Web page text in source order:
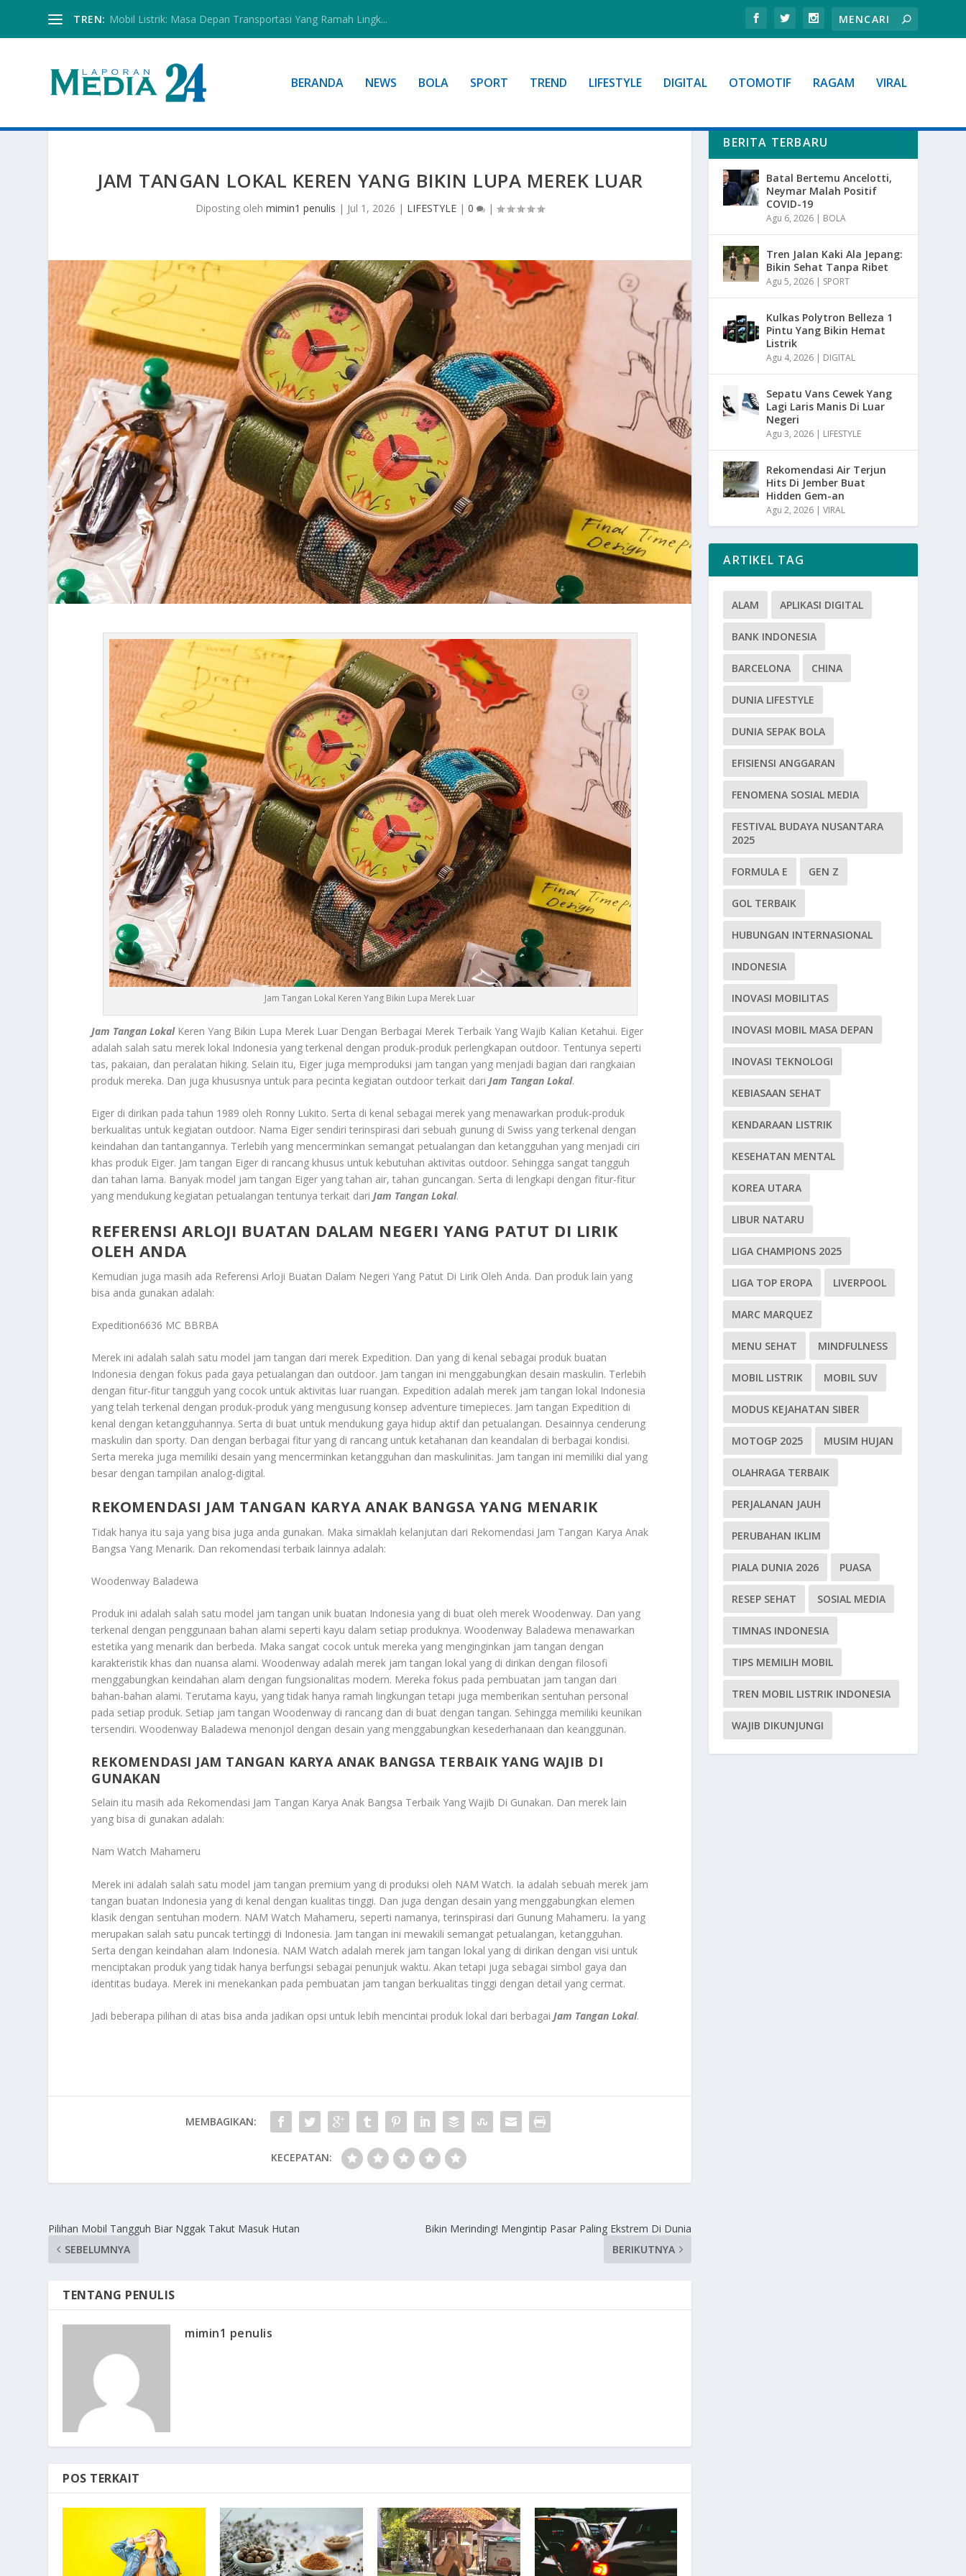
TREN: Mobil Listrik: Masa Depan Transportasi Yang Ramah Lingk...
BERANDA NEWS BOLA SPORT TREND LIFESTYLE DIGITAL OTOMOTIF RAGAM VIRAL
JAM TANGAN LOKAL KEREN YANG BIKIN LUPA MEREK LUAR
Diposting olehmimin1 penulis | Jul 1, 2026 | LIFESTYLE |0 |
Jam Tangan Lokal Keren Yang Bikin Lupa Merek Luar
Jam Tangan LokalKeren Yang Bikin Lupa Merek Luar Dengan Berbagai Merek Terbaik Yang Wajib Kalian Ketahui. Eiger
adalah salah satu merek lokal Indonesia yang terkenal dengan produk-produk perlengkapan outdoor. Tentunya seperti
tas, pakaian, dan peralatan hiking. Selain itu, Eiger juga memproduksi jam tangan yang menjadi bagian dari rangkaian
produk mereka. Dan juga khususnya untuk para pecinta kegiatan outdoor terkait dari Jam Tangan Lokal.
Eiger di dirikan pada tahun 1989 oleh Ronny Lukito. Serta di kenal sebagai merek yang menawarkan produk-produk
berkualitas untuk kegiatan outdoor. Nama Eiger sendiri terinspirasi dari sebuah gunung di Swiss yang terkenal dengan
keindahan dan tantangannya. Terlebih yang mencerminkan semangat petualangan dan ketangguhan yang menjadi ciri
khas produk Eiger. Jam tangan Eiger di rancang khusus untuk kebutuhan aktivitas outdoor. Sehingga sangat tangguh
dan tahan lama. Banyak model jam tangan Eiger yang tahan air, tahan guncangan. Serta di lengkapi dengan fitur-fitur
yang mendukung kegiatan petualangan tentunya terkait dariJam Tangan Lokal.
REFERENSI ARLOJI BUATAN DALAM NEGERI YANG PATUT DI LIRIK
OLEH ANDA
Kemudian juga masih ada Referensi Arloji Buatan Dalam Negeri Yang Patut Di Lirik Oleh Anda. Dan produk lain yang
bisa anda gunakan adalah:
Expedition6636 MC BBRBA
Merek ini adalah salah satu model jam tangan dari merek Expedition. Dan yang di kenal sebagai produk buatan
Indonesia dengan fokus pada gaya petualangan dan outdoor. Jam tangan ini menggabungkan desain maskulin. Terlebih
dengan fitur-fitur tangguh yang cocok untuk aktivitas luar ruangan. Expedition adalah merek jam tangan lokal Indonesia
yang telah terkenal dengan produk-produk yang mengusung konsep adventure timepieces. Jam tangan Expedition di
kenal dengan ketangguhannya. Serta di buat untuk mendukung gaya hidup aktif dan petualangan. Desainnya cenderung
maskulin dan sporty. Dan dengan berbagai fitur yang di rancang untuk ketahanan dan keandalan di berbagai kondisi.
Serta mereka juga memiliki desain yang mencerminkan ketangguhan dan maskulinitas. Jam tangan ini memiliki dial yang
besar dengan tampilan analog-digital.
REKOMENDASI JAM TANGAN KARYA ANAK BANGSA YANG MENARIK
Tidak hanya itu saja yang bisa juga anda gunakan. Maka simaklah kelanjutan dari Rekomendasi Jam Tangan Karya Anak
Bangsa Yang Menarik. Dan rekomendasi terbaik lainnya adalah:
Woodenway Baladewa
Produk ini adalah salah satu model jam tangan unik buatan Indonesia yang di buat oleh merek Woodenway. Dan yang
terkenal dengan penggunaan bahan alami seperti kayu dalam setiap produknya. Woodenway Baladewa menawarkan
estetika yang menarik dan berbeda. Maka sangat cocok untuk mereka yang menginginkan jam tangan dengan
karakteristik khas dan nuansa alami. Woodenway adalah merek jam tangan lokal yang di dirikan dengan filosofi
menggabungkan keindahan alam dengan fungsionalitas modern. Mereka fokus pada pembuatan jam tangan dari
bahan-bahan alami. Terutama kayu, yang tidak hanya ramah lingkungan tetapi juga memberikan sentuhan personal
pada setiap produk. Setiap jam tangan Woodenway di rancang dan di buat dengan tangan. Sehingga memiliki keunikan
tersendiri. Woodenway Baladewa menonjol dengan desain yang menggabungkan kesederhanaan dan keanggunan.
REKOMENDASI JAM TANGAN KARYA ANAK BANGSA TERBAIK YANG WAJIB DI
GUNAKAN
Selain itu masih ada Rekomendasi Jam Tangan Karya Anak Bangsa Terbaik Yang Wajib Di Gunakan. Dan merek lain
yang bisa di gunakan adalah:
Nam Watch Mahameru
Merek ini adalah salah satu model jam tangan premium yang di produksi oleh NAM Watch. Ia adalah sebuah merek jam
tangan buatan Indonesia yang di kenal dengan kualitas tinggi. Dan juga dengan desain yang menggabungkan elemen
klasik dengan sentuhan modern. NAM Watch Mahameru, seperti namanya, terinspirasi dari Gunung Mahameru. Ia yang
merupakan salah satu puncak tertinggi di Indonesia. Jam tangan ini mewakili semangat petualangan, ketangguhan.
Serta dengan keindahan alam Indonesia. NAM Watch adalah merek jam tangan lokal yang di dirikan dengan visi untuk
menciptakan produk yang tidak hanya berfungsi sebagai penunjuk waktu. Akan tetapi juga sebagai simbol gaya dan
identitas budaya. Merek ini menekankan pada pembuatan jam tangan berkualitas tinggi dengan detail yang cermat.
Jadi beberapa pilihan di atas bisa anda jadikan opsi untuk lebih mencintai produk lokal dari berbagaiJam Tangan Lokal.
MEMBAGIKAN:
KECEPATAN:
Pilihan Mobil Tangguh Biar Nggak Takut Masuk Hutan
SEBELUMNYA
Bikin Merinding! Mengintip Pasar Paling Ekstrem Di Dunia
BERIKUTNYA
TENTANG PENULIS
mimin1 penulis
POS TERKAIT
BERITA TERBARU
Batal Bertemu Ancelotti,
Neymar Malah Positif
COVID-19
Agu 6, 2026 | BOLA
Tren Jalan Kaki Ala Jepang:
Bikin Sehat Tanpa Ribet
Agu 5, 2026 | SPORT
Kulkas Polytron Belleza 1
Pintu Yang Bikin Hemat
Listrik
Agu 4, 2026 | DIGITAL
Sepatu Vans Cewek Yang
Lagi Laris Manis Di Luar
Negeri
Agu 3, 2026 | LIFESTYLE
Rekomendasi Air Terjun
Hits Di Jember Buat
Hidden Gem-an
Agu 2, 2026 |VIRAL
ARTIKEL TAG
ALAM APLIKASI DIGITAL
BANK INDONESIA
BARCELONA CHINA
DUNIA LIFESTYLE
DUNIA SEPAK BOLA
EFISIENSI ANGGARAN
FENOMENA SOSIAL MEDIA
FESTIVAL BUDAYA NUSANTARA
2025
FORMULA E GEN Z
GOL TERBAIK
HUBUNGAN INTERNASIONAL
INDONESIA
INOVASI MOBILITAS
INOVASI MOBIL MASA DEPAN
INOVASI TEKNOLOGI
KEBIASAAN SEHAT
KENDARAAN LISTRIK
KESEHATAN MENTAL
KOREA UTARA
LIBUR NATARU
LIGA CHAMPIONS 2025
LIGA TOP EROPA LIVERPOOL
MARC MARQUEZ
MENU SEHAT MINDFULNESS
MOBIL LISTRIK MOBIL SUV
MODUS KEJAHATAN SIBER
MOTOGP 2025 MUSIM HUJAN
OLAHRAGA TERBAIK
PERJALANAN JAUH
PERUBAHAN IKLIM
PIALA DUNIA 2026 PUASA
RESEP SEHAT SOSIAL MEDIA
TIMNAS INDONESIA
TIPS MEMILIH MOBIL
TREN MOBIL LISTRIK INDONESIA
WAJIB DIKUNJUNGI